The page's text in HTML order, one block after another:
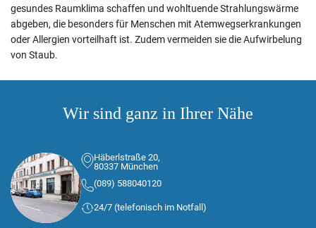
gesundes Raumklima schaffen und wohltuende Strahlungswärme
abgeben, die besonders für Menschen mit Atemwegserkrankungen
oder Allergien vorteilhaft ist. Zudem vermeiden sie die Aufwirbelung
von Staub.
Wir sind ganz in Ihrer Nähe
Häberlstraße 20,
80337 München
(089) 588040120
24/7 (telefonisch im Notfall)